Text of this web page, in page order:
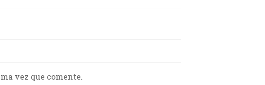
vez que comente.